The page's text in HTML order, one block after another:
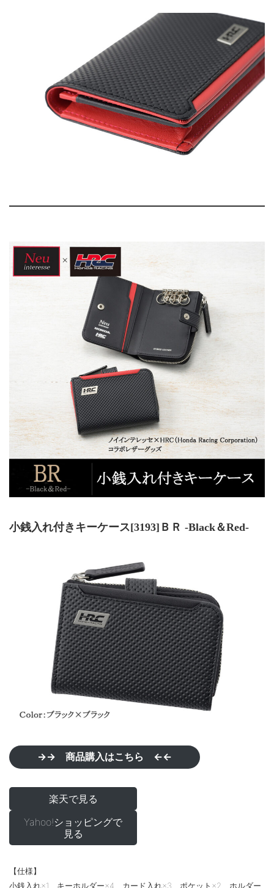
小銭入れ付きキーケース[3193]ＢＲ -Black＆Red-
→→ 商品購入はこちら ←←
楽天で見る
Yahoo!ショッピングで
見る
【仕様】
小銭入れ×1、キーホルダー×4、カード入れ×3、ポケット×2、ホルダー